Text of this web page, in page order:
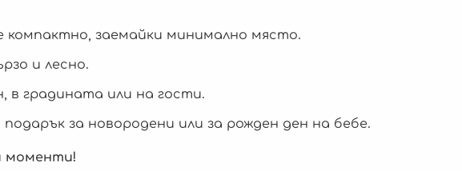
компактно, заемайки минимално място.
и лесно.
в градината или на гости.
за новородени или за рожден ден на бебе.
моменти!